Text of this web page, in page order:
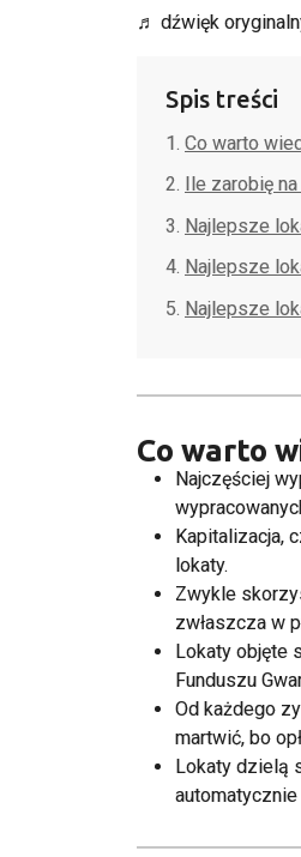
♬ dźwięk
Spis treści
Co warto
Ile zarobię
Najlepsze
Najlepsze
Najlepsze
Co warto
Najczęściej
Kapitalizacja,
lokaty.
Zwykle
zwłaszcza w
Lokaty objęte
Funduszu
Od każdego
martwić, bo
Lokaty dzielą